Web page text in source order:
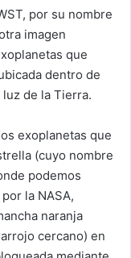
por su nombre
imagen
que
dentro de
de la Tierra.
exoplanetas que
(cuyo nombre
podemos
la NASA,
naranja
cercano) en